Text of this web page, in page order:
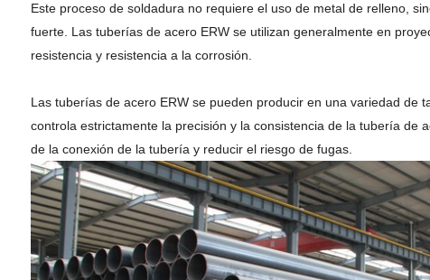
Este proceso de soldadura no requiere el uso de metal de relleno,
fuerte. Las tuberías de acero ERW se utilizan generalmente en
resistencia y resistencia a la corrosión.
Las tuberías de acero ERW se pueden producir en una variedad de
controla estrictamente la precisión y la consistencia de la tubería de
de la conexión de la tubería y reducir el riesgo de fugas.